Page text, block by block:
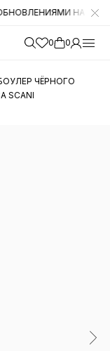
НА САЙТЕ. А
0 0
ЧЁРНОГО
SCANI